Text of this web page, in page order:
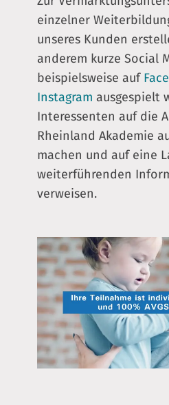
einzelner
unseres Kunden
anderem kurze Social
beispielsweise auf
Instagram ausgespielt
Interessenten auf die
Rheinland Akademie
machen und auf eine
weiterführenden
verweisen.